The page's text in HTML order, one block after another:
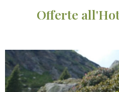
Offerte